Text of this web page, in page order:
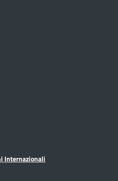
Internazionali